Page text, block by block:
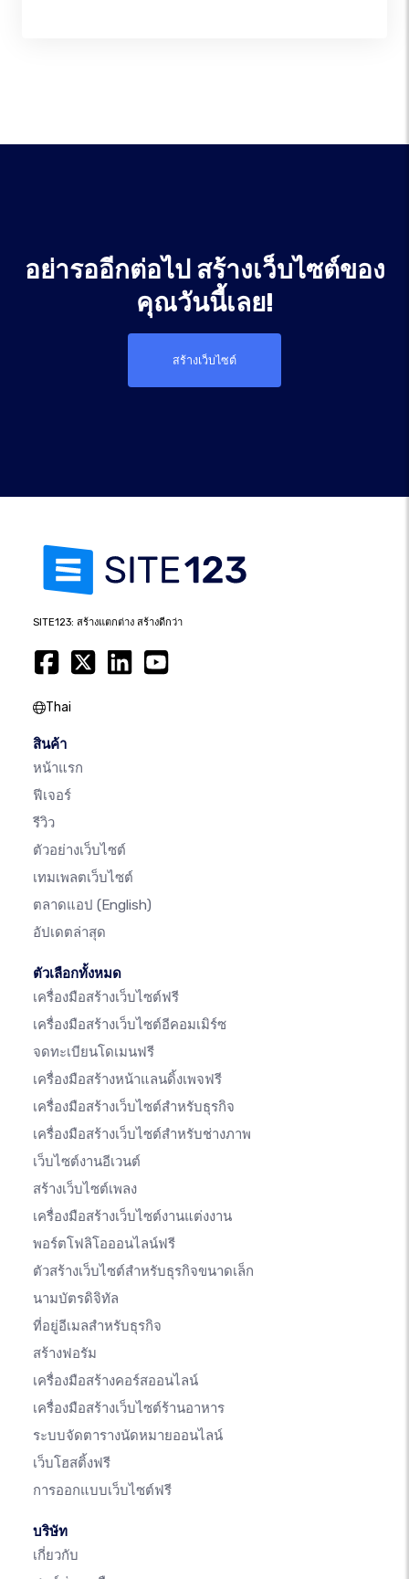
อย่ารออีกต่อไป สร้างเว็บไซต์ของ
คุณวันนี้เลย!
สร้างเว็บไซต์
SITE123: สร้างแตกต่าง สร้างดีกว่า
Thai
สินค้า
หน้าแรก
ฟีเจอร์
รีวิว
ตัวอย่างเว็บไซต์
เทมเพลตเว็บไซต์
ตลาดแอป (English)
อัปเดตล่าสุด
ตัวเลือกทั้งหมด
เครื่องมือสร้างเว็บไซต์ฟรี
เครื่องมือสร้างเว็บไซต์อีคอมเมิร์ซ
จดทะเบียนโดเมนฟรี
เครื่องมือสร้างหน้าแลนดิ้งเพจฟรี
เครื่องมือสร้างเว็บไซต์สำหรับธุรกิจ
เครื่องมือสร้างเว็บไซต์สำหรับช่างภาพ
เว็บไซต์งานอีเวนต์
สร้างเว็บไซต์เพลง
เครื่องมือสร้างเว็บไซต์งานแต่งงาน
พอร์ตโฟลิโอออนไลน์ฟรี
ตัวสร้างเว็บไซต์สำหรับธุรกิจขนาดเล็ก
นามบัตรดิจิทัล
ที่อยู่อีเมลสำหรับธุรกิจ
สร้างฟอรัม
เครื่องมือสร้างคอร์สออนไลน์
เครื่องมือสร้างเว็บไซต์ร้านอาหาร
ระบบจัดตารางนัดหมายออนไลน์
เว็บโฮสติ้งฟรี
การออกแบบเว็บไซต์ฟรี
บริษัท
เกี่ยวกับ